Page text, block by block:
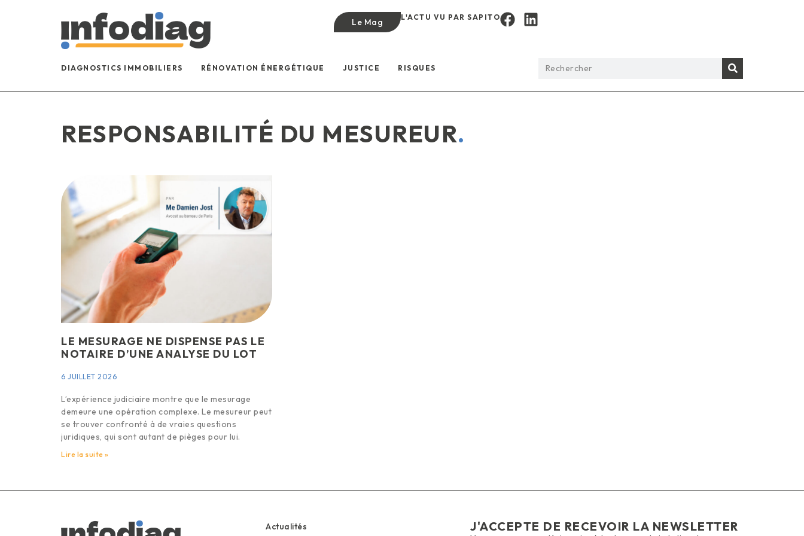
Le Mag L'ACTU VU PAR SAPITO
DIAGNOSTICS IMMOBILIERS RÉNOVATION ÉNERGÉTIQUE JUSTICE RISQUES
RESPONSABILITÉ DU MESUREUR.
LE MESURAGE NE DISPENSE PAS LE
NOTAIRE D’UNE ANALYSE DU LOT
6 JUILLET 2026
L’expérience judiciaire montre que le mesurage
demeure une opération complexe. Le mesureur peut
se trouver confronté à de vraies questions
juridiques, qui sont autant de pièges pour lui.
Lire la suite »
Actualités J'ACCEPTE DE RECEVOIR LA NEWSLETTER